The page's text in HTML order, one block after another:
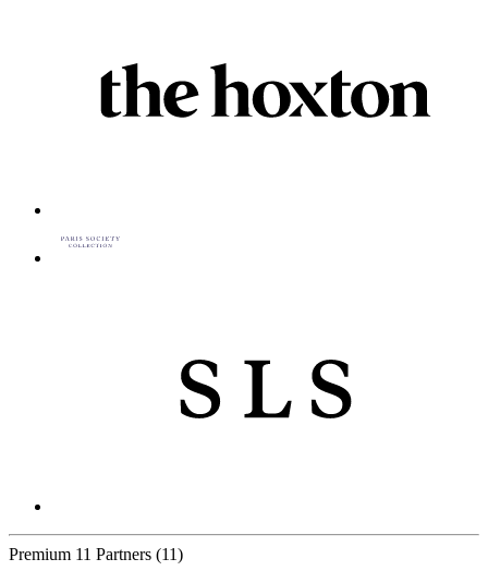
Premium 11 Partners (11)